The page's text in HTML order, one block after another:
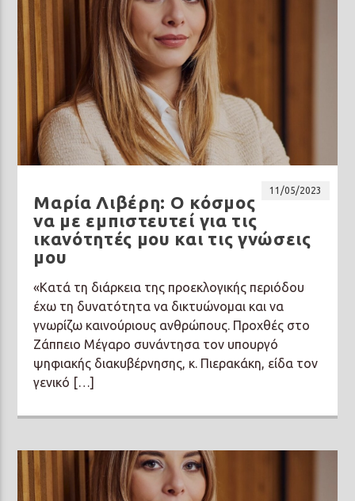
11/05/2023
Μαρία Λιβέρη: Ο κόσμος
να με εμπιστευτεί για τις
ικανότητές μου και τις γνώσεις
μου
«Κατά τη διάρκεια της προεκλογικής περιόδου
έχω τη δυνατότητα να δικτυώνομαι και να
γνωρίζω καινούριους ανθρώπους. Προχθές στο
Ζάππειο Μέγαρο συνάντησα τον υπουργό
ψηφιακής διακυβέρνησης, κ. Πιερακάκη, είδα τον
γενικό […]